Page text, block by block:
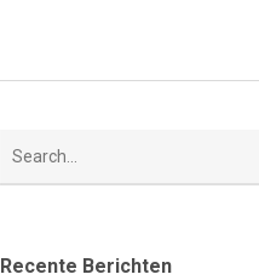
Recente Berichten